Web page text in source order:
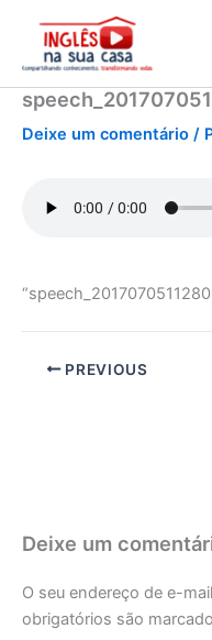
conteúdo
Deixe um comentário /
PREVIOUS
Deixe um
O seu endereço de e-
obrigatórios são